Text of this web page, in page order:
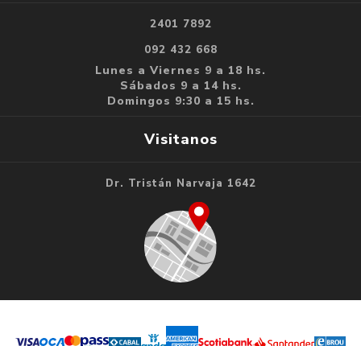
2401 7892
092 432 668
Lunes a Viernes 9 a 18 hs.
Sábados 9 a 14 hs.
Domingos 9:30 a 15 hs.
Visitanos
Dr. Tristán Narvaja 1642